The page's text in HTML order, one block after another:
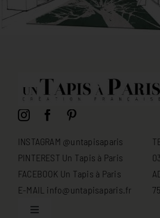
INSTAGRAM @untapisaparis
PINTEREST Un Tapis à Paris
FACEBOOK Un Tapis à Paris
E-MAIL info@untapisaparis.fr
03
Toggle